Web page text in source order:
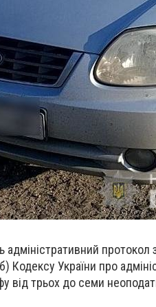
протокол
Кодексу України про
трьох до семи